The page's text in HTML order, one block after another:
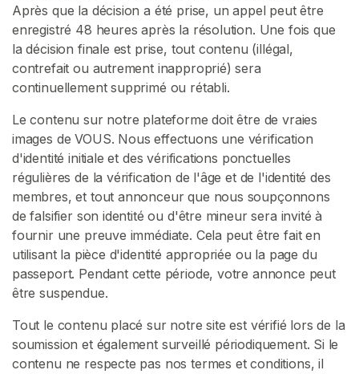
Après que la décision a été prise, un appel peut être
enregistré 48 heures après la résolution. Une fois que
la décision finale est prise, tout contenu (illégal,
contrefait ou autrement inapproprié) sera
continuellement supprimé ou rétabli.
Le contenu sur notre plateforme doit être de vraies
images de VOUS. Nous effectuons une vérification
d'identité initiale et des vérifications ponctuelles
régulières de la vérification de l'âge et de l'identité des
membres, et tout annonceur que nous soupçonnons
de falsifier son identité ou d'être mineur sera invité à
fournir une preuve immédiate. Cela peut être fait en
utilisant la pièce d'identité appropriée ou la page du
passeport. Pendant cette période, votre annonce peut
être suspendue.
Tout le contenu placé sur notre site est vérifié lors de la
soumission et également surveillé périodiquement. Si le
contenu ne respecte pas nos termes et conditions, il